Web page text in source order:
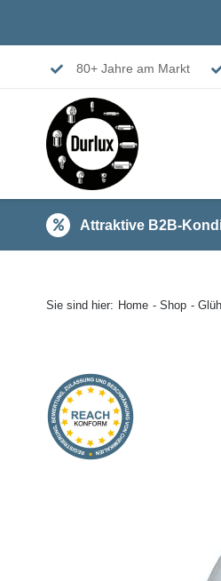
80+ Jahre am Markt
Attraktive B2B-
Sie sind hier: Home Shop